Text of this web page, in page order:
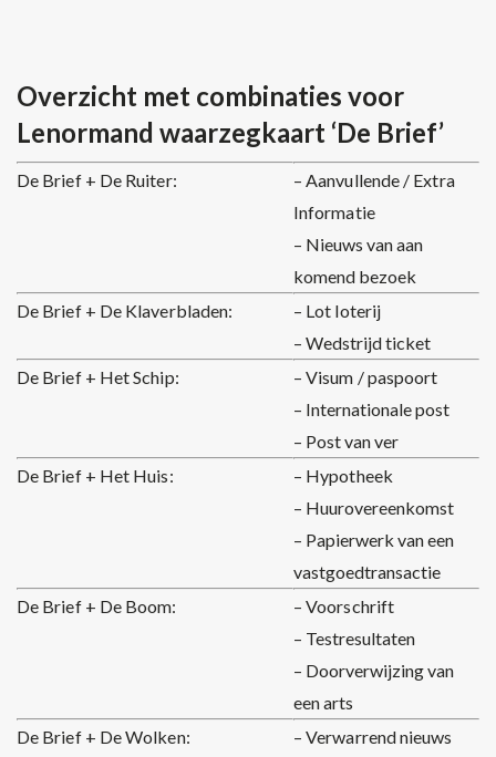
Overzicht met combinaties voor
Lenormand waarzegkaart ‘De Brief’
De Brief + De Ruiter:
– Aanvullende / Extra
Informatie
– Nieuws van aan
komend bezoek
De Brief + De Klaverbladen:
– Lot loterij
– Wedstrijd ticket
De Brief + Het Schip:
– Visum / paspoort
– Internationale post
– Post van ver
De Brief + Het Huis:
– Hypotheek
– Huurovereenkomst
– Papierwerk van een
vastgoedtransactie
De Brief + De Boom:
– Voorschrift
– Testresultaten
– Doorverwijzing van
een arts
De Brief + De Wolken:
– Verwarrend nieuws